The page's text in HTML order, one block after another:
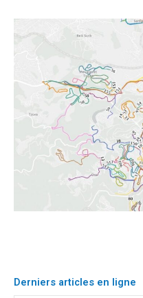
Derniers articles en ligne